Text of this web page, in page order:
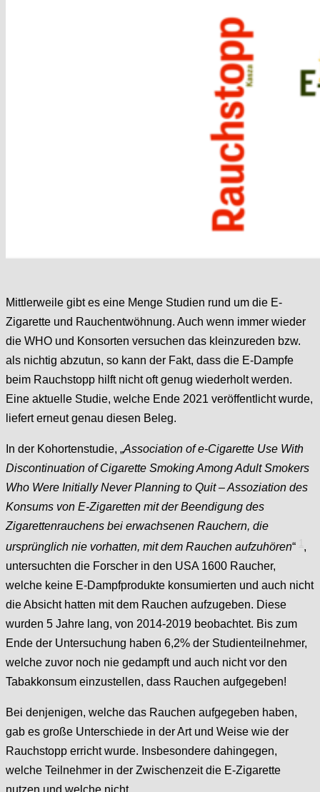
Mittlerweile gibt es eine Menge Studien rund um die E-
Zigarette und Rauchentwöhnung. Auch wenn immer wieder
die WHO und Konsorten versuchen das kleinzureden bzw.
als nichtig abzutun, so kann der Fakt, dass die E-Dampfe
beim Rauchstopp hilft nicht oft genug wiederholt werden.
Eine aktuelle Studie, welche Ende 2021 veröffentlicht wurde,
liefert erneut genau diesen Beleg.
In der Kohortenstudie, „Association of e-Cigarette Use With
Discontinuation of Cigarette Smoking Among Adult Smokers
Who Were Initially Never Planning to Quit –Assoziation des
Konsums von E-Zigaretten mit der Beendigung des
Zigarettenrauchens bei erwachsenen Rauchern, die
ursprünglich nie vorhatten, mit dem Rauchen aufzuhören“
,
untersuchten die Forscher in den USA 1600 Raucher,
welche keine E-Dampfprodukte konsumierten und auch nicht
die Absicht hatten mit dem Rauchen aufzugeben. Diese
wurden 5 Jahre lang, von 2014-2019 beobachtet. Bis zum
Ende der Untersuchung haben 6,2% der Studienteilnehmer,
welche zuvor noch nie gedampft und auch nicht vor den
Tabakkonsum einzustellen, dass Rauchen aufgegeben!
Bei denjenigen, welche das Rauchen aufgegeben haben,
gab es große Unterschiede in der Art und Weise wie der
Rauchstopp erricht wurde. Insbesondere dahingegen,
welche Teilnehmer in der Zwischenzeit die E-Zigarette